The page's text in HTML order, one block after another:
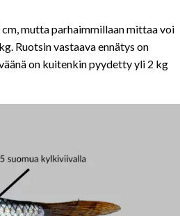
mutta parhaimmillaan mittaa voi
Ruotsin vastaava ennätys on
on kuitenkin pyydetty yli 2 kg